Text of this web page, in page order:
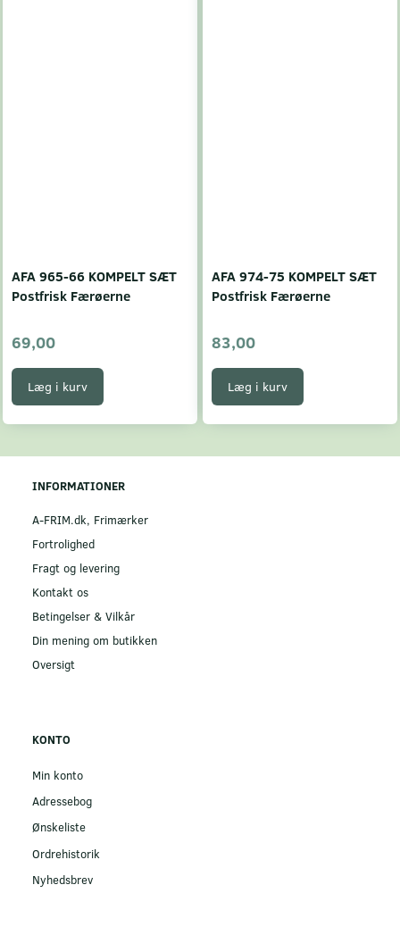
AFA 965-66 KOMPELT SÆT
Postfrisk Færøerne
69,00
Læg i kurv
AFA 974-75 KOMPELT SÆT
Postfrisk Færøerne
83,00
Læg i kurv
INFORMATIONER
A-FRIM.dk, Frimærker
Fortrolighed
Fragt og levering
Kontakt os
Betingelser & Vilkår
Din mening om butikken
Oversigt
KONTO
Min konto
Adressebog
Ønskeliste
Ordrehistorik
Nyhedsbrev